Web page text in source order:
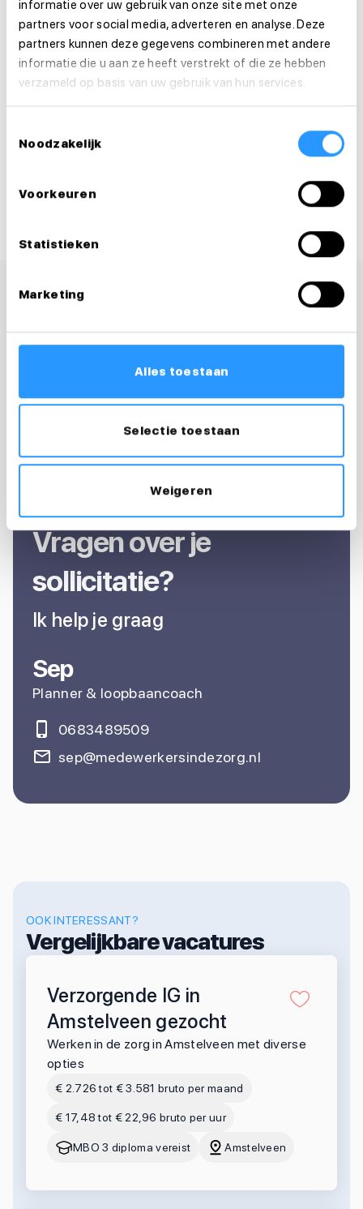
informatie over uw gebruik van onze site met onze
partners voor social media, adverteren en analyse. Deze
partners kunnen deze gegevens combineren met andere
informatie die u aan ze heeft verstrekt of die ze hebben
verzameld op basis van uw gebruik van hun services.
Noodzakelijk
Voorkeuren
Statistieken
Marketing
Alles toestaan
Selectie toestaan
Weigeren
Is deze vacature je op het lijf geschreven?
Solliciteer dan direct!
Solliciteer direct
Vragen over je
sollicitatie?
Ik help je graag
Sep
Planner & loopbaancoach
0683489509
sep@medewerkersindezorg.nl
OOK INTERESSANT?
Vergelijkbare vacatures
Verzorgende IG in
Amstelveen gezocht
Werken in de zorg in Amstelveen met diverse
opties
€ 2.726 tot € 3.581 bruto per maand
€ 17,48 tot € 22,96 bruto per uur
MBO 3 diploma vereist Amstelveen